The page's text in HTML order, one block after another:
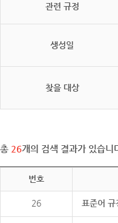
관련 규정
생성일
찾을 대상
총 26개의 검색 결과가 있습니
번호
26 표준어